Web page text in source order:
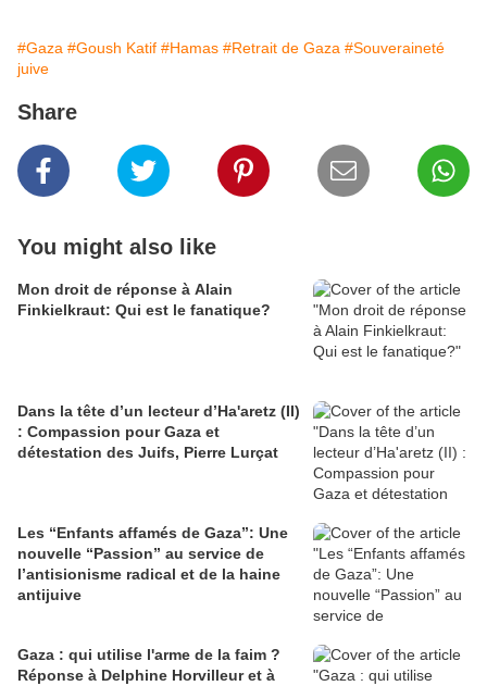
#Gaza #Goush Katif #Hamas #Retrait de Gaza #Souveraineté
juive
Share
You might also like
Mon droit de réponse à Alain
Finkielkraut: Qui est le fanatique?
Dans la tête d’un lecteur d’Ha'aretz (II)
: Compassion pour Gaza et
détestation des Juifs, Pierre Lurçat
Les “Enfants affamés de Gaza”: Une
nouvelle “Passion” au service de
l’antisionisme radical et de la haine
antijuive
Gaza : qui utilise l'arme de la faim ?
Réponse à Delphine Horvilleur et à